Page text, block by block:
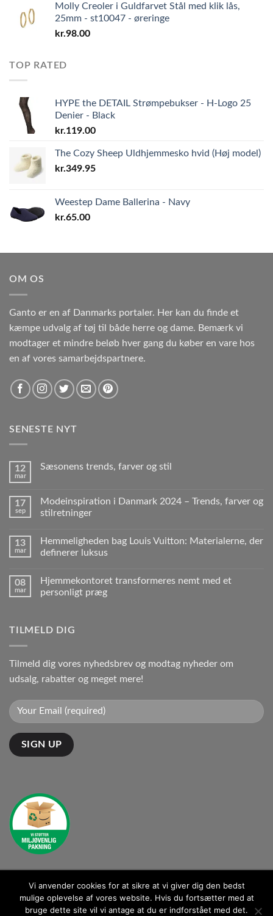
Molly Creoler i Guldfarvet Stål med klik lås,
25mm - st10047 - øreringe
kr.98.00
TOP RATED
HYPE the DETAIL Strømpebukser - H-Logo 25
Denier - Black
kr.119.00
The Cozy Sheep Uldhjemmesko hvid (Høj model)
kr.349.95
Weestep Dame Ballerina - Navy
kr.65.00
OM OS
Ganto er en af Danmarks portaler. Her kan du finde et
kæmpe udvalg af tøj til både herre og dame. Bemærk vi
modtager et mindre beløb hver gang du køber en vare hos
en af vores samarbejdspartnere.
SENESTE NYT
12
mar
Sæsonens trends, farver og stil
17
sep
Modeinspiration i Danmark 2024 – Trends, farver og
stilretninger
13
mar
Hemmeligheden bag Louis Vuitton: Materialerne, der
definerer luksus
08
mar
Hjemmekontoret transformeres nemt med et
personligt præg
TILMELD DIG
Tilmeld dig vores nyhedsbrev og modtag nyheder om
udsalg, rabatter og meget mere!
Kontakt: kontakt@ganto.dk
Vi anvender cookies for at sikre at vi giver dig den bedst
mulige oplevelse af vores website. Hvis du fortsætter med at
bruge dette site vil vi antage at du er indforstået med det.